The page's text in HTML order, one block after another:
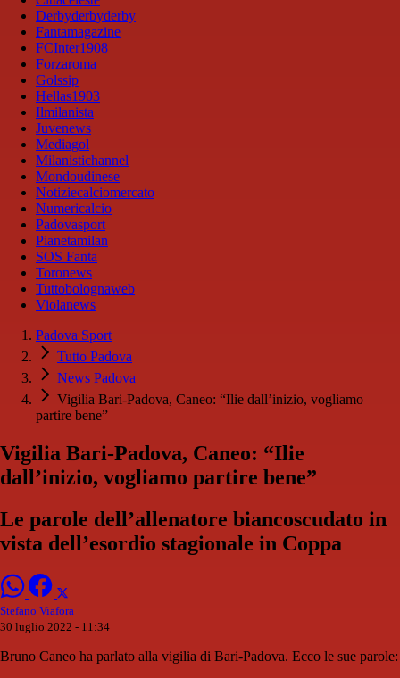
Derbyderbyderby
Fantamagazine
FCInter1908
Forzaroma
Golssip
Hellas1903
Ilmilanista
Juvenews
Mediagol
Milanistichannel
Mondoudinese
Notiziecalciomercato
Numericalcio
Padovasport
Pianetamilan
SOS Fanta
Toronews
Tuttobolognaweb
Violanews
Padova Sport
Tutto Padova
News Padova
Vigilia Bari-Padova, Caneo: “Ilie dall’inizio, vogliamo
partire bene”
Vigilia Bari-Padova, Caneo: “Ilie
dall’inizio, vogliamo partire bene”
Le parole dell’allenatore biancoscudato in
vista dell’esordio stagionale in Coppa
Stefano Viafora
30 luglio 2022 - 11:34
Bruno Caneo ha parlato alla vigilia di Bari-Padova. Ecco le sue parole: